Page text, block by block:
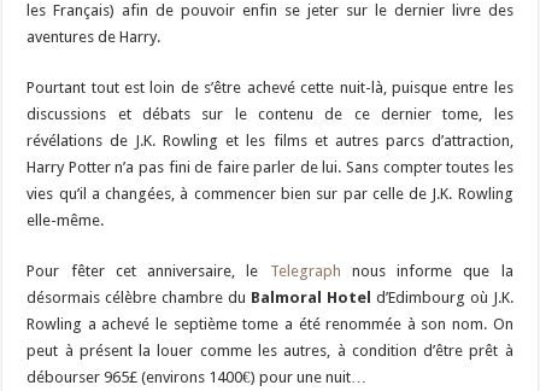
les Français) afin de pouvoir enfin se jeter sur le dernier livre des
aventures de Harry.
Pourtant tout est loin de s’être achevé cette nuit-là, puisque entre les
discussions et débats sur le contenu de ce dernier tome, les
révélations de J.K. Rowling et les films et autres parcs d’attraction,
Harry Potter n’a pas fini de faire parler de lui. Sans compter toutes les
vies qu’il a changées, à commencer bien sur par celle de J.K. Rowling
elle-même.
Pour fêter cet anniversaire, le Telegraph nous informe que la
désormais célèbre chambre du Balmoral Hotel d’Edimbourg où J.K.
Rowling a achevé le septième tome a été renommée à son nom. On
peut à présent la louer comme les autres, à condition d’être prêt à
débourser 965£ (environs 1400€) pour une nuit…